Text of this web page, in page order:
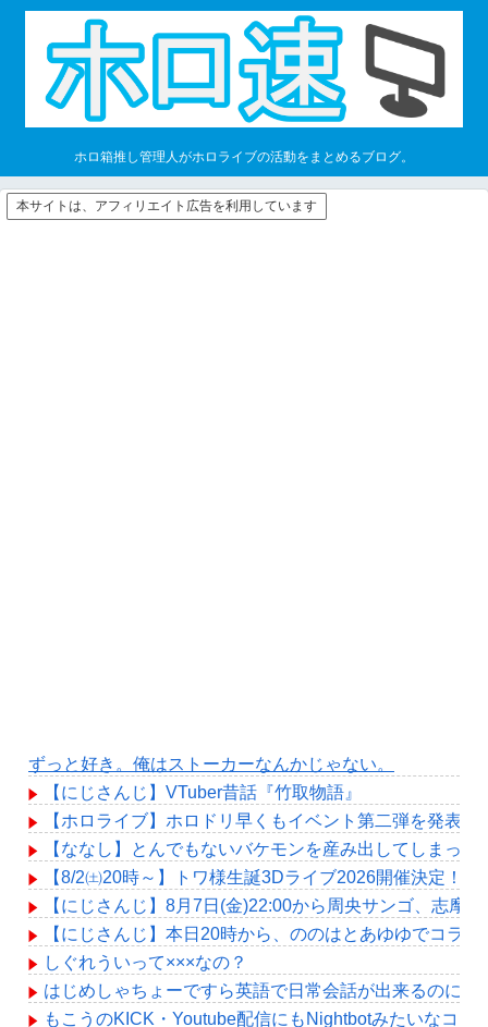
ホロ箱推し管理人がホロライブの活動をまとめるブログ。
本サイトは、アフィリエイト広告を利用しています
ずっと好き。俺はストーカーなんかじゃない。
【にじさんじ】VTuber昔話『竹取物語』
【ホロライブ】ホロドリ早くもイベント第二弾を発表
【ななし】とんでもないバケモンを産み出してしまっ
【8/2㈯20時～】トワ様生誕3Dライブ2026開催決定！
【にじさんじ】8月7日(金)22:00から周央サンゴ、志摩
【にじさんじ】本日20時から、ののはとあゆゆでコラボ
しぐれういって×××なの？
はじめしゃちょーですら英語で日常会話が出来るのに
もこうのKICK・Youtube配信にもNightbotみたいなコ